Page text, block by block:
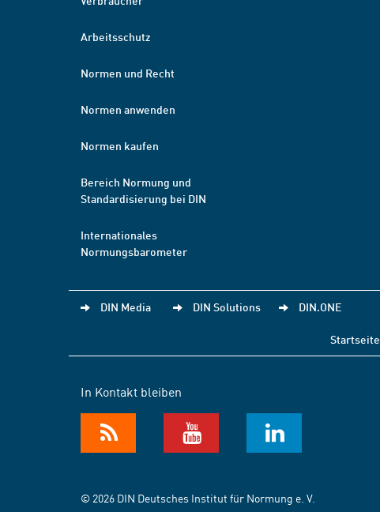
Arbeitsschutz
Normen und Recht
Normen anwenden
Normen kaufen
Bereich Normung und
Standardisierung bei DIN
Internationales
Normungsbarometer
DIN Media DIN Solutions DIN.ONE
Startseite
In Kontakt bleiben
© 2026 DIN Deutsches Institut für Normung e. V.